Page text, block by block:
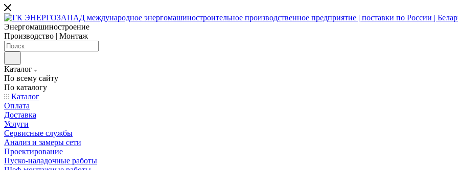
Энергомашиностроение
Производство | Монтаж
Каталог
По всему сайту
По каталогу
Каталог
Оплата
Доставка
Услуги
Сервисные службы
Анализ и замеры сети
Проектирование
Пуско-наладочные работы